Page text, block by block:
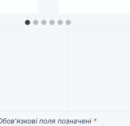
поля позначені *